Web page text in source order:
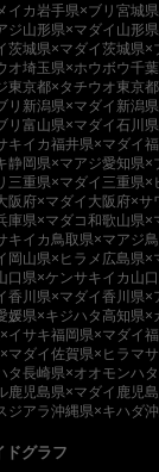
イカ岩手県×ブリ 宮城
ジ山形県×マダイ 山形
茨城県×マダイ茨城県×
オ埼玉県×ホウボウ千
東京都×タチウオ東京
リ 新潟県×マダイ 新潟
リ 富山県×マダイ石川
キイカ福井県×マダイ
静岡県×マアジ愛知県×
三重県×マダイ 三重県×
阪府×マダイ 大阪府×サ
庫県×マダコ和歌山県×
キイカ鳥取県×マアジ
岡山県×ヒラメ 広島県×
口県×ケンサキイカ 山
香川県×マダイ香川県×
媛県×キジハタ高知県×
イサキ福岡県×マダイ
マダイ佐賀県×ヒラマサ
タ長崎県×オオモンハタ
鹿児島県×マダイ 鹿児
ジアラ沖縄県×キハダ
ドグラフ